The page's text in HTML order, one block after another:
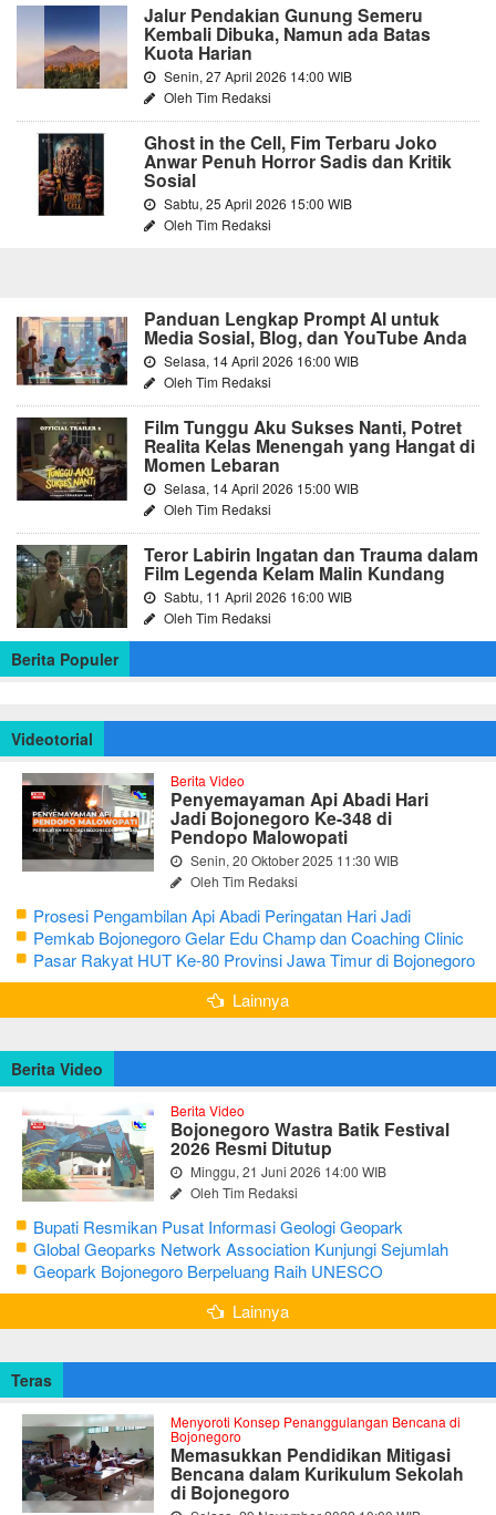
Jalur Pendakian Gunung Semeru
Kembali Dibuka, Namun ada Batas
Kuota Harian
Senin, 27 April 2026 14:00 WIB
Oleh Tim Redaksi
Ghost in the Cell, Fim Terbaru Joko
Anwar Penuh Horror Sadis dan Kritik
Sosial
Sabtu, 25 April 2026 15:00 WIB
Oleh Tim Redaksi
Panduan Lengkap Prompt AI untuk
Media Sosial, Blog, dan YouTube Anda
Selasa, 14 April 2026 16:00 WIB
Oleh Tim Redaksi
Film Tunggu Aku Sukses Nanti, Potret
Realita Kelas Menengah yang Hangat di
Momen Lebaran
Selasa, 14 April 2026 15:00 WIB
Oleh Tim Redaksi
Teror Labirin Ingatan dan Trauma dalam
Film Legenda Kelam Malin Kundang
Sabtu, 11 April 2026 16:00 WIB
Oleh Tim Redaksi
Berita Populer
Videotorial
Berita Video
Penyemayaman Api Abadi Hari
Jadi Bojonegoro Ke-348 di
Pendopo Malowopati
Senin, 20 Oktober 2025 11:30 WIB
Oleh Tim Redaksi
Prosesi Pengambilan Api Abadi Peringatan Hari Jadi
Bojonegoro Ke-348
Pemkab Bojonegoro Gelar Edu Champ dan Coaching Clinic
Seni Reog dan Jaranan
Pasar Rakyat HUT Ke-80 Provinsi Jawa Timur di Bojonegoro
Lainnya
Berita Video
Berita Video
Bojonegoro Wastra Batik Festival
2026 Resmi Ditutup
Minggu, 21 Juni 2026 14:00 WIB
Oleh Tim Redaksi
Bupati Resmikan Pusat Informasi Geologi Geopark
Bojonegoro
Global Geoparks Network Association Kunjungi Sejumlah
Geosite di Bojonegoro
Geopark Bojonegoro Berpeluang Raih UNESCO
Global Geopark
Lainnya
Teras
Menyoroti Konsep Penanggulangan Bencana di
Bojonegoro
Memasukkan Pendidikan Mitigasi
Bencana dalam Kurikulum Sekolah
di Bojonegoro